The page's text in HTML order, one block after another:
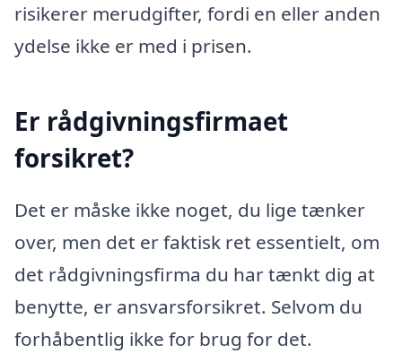
risikerer merudgifter, fordi en eller anden
ydelse ikke er med i prisen.
Er rådgivningsfirmaet
forsikret?
Det er måske ikke noget, du lige tænker
over, men det er faktisk ret essentielt, om
det rådgivningsfirma du har tænkt dig at
benytte, er ansvarsforsikret. Selvom du
forhåbentlig ikke for brug for det.